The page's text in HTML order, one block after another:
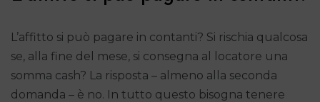
L’affitto si può pagare in contanti? Si rischia qualcosa
se, alla fine del mese, si consegna al locatore una
somma cash? La risposta – almeno alla seconda
domanda – è no. In tutto questo bisogna tenere